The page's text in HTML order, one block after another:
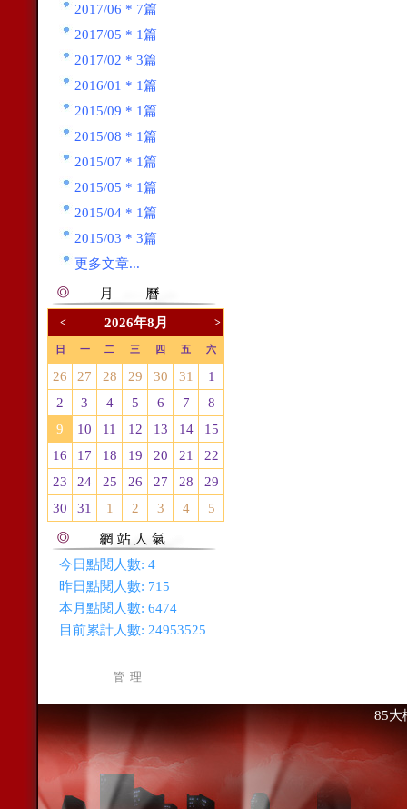
2017/06 * 7篇
2017/05 * 1篇
2017/02 * 3篇
2016/01 * 1篇
2015/09 * 1篇
2015/08 * 1篇
2015/07 * 1篇
2015/05 * 1篇
2015/04 * 1篇
2015/03 * 3篇
更多文章...
< 2026年8月 >
日 一 二 三 四 五 六
26 27 28 29 30 31
1
2
3 4 5 6 7
8
9
10 11 12 13 14
15
16
17 18 19 20 21
22
23
24 25 26 27 28
29
30
31 1 2 3 4 5
今日點閱人數: 4
昨日點閱人數: 715
本月點閱人數: 6474
目前累計人數: 24953525
管 理
85大